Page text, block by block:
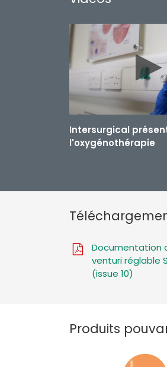
Intersurgical
l'oxygénothérapie
Documentation
venturi réglable
(issue 10)
Produits